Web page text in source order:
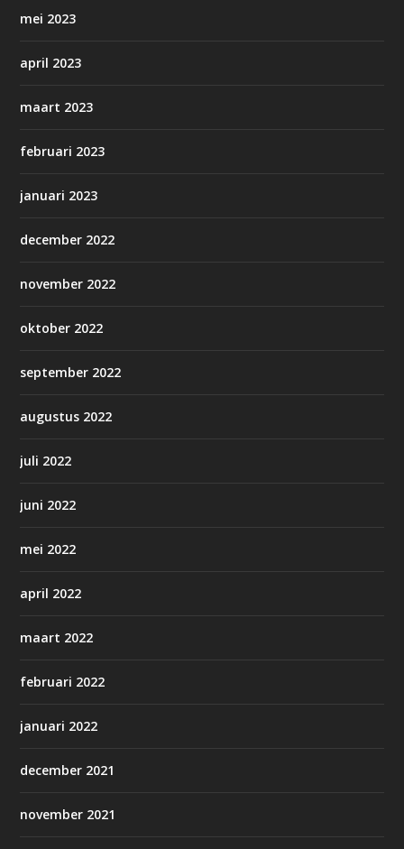
mei 2023
april 2023
maart 2023
februari 2023
januari 2023
december 2022
november 2022
oktober 2022
september 2022
augustus 2022
juli 2022
juni 2022
mei 2022
april 2022
maart 2022
februari 2022
januari 2022
december 2021
november 2021